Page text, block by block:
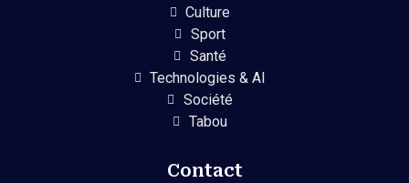
Culture
Sport
Santé
Technologies & AI
Société
Tabou
Contact